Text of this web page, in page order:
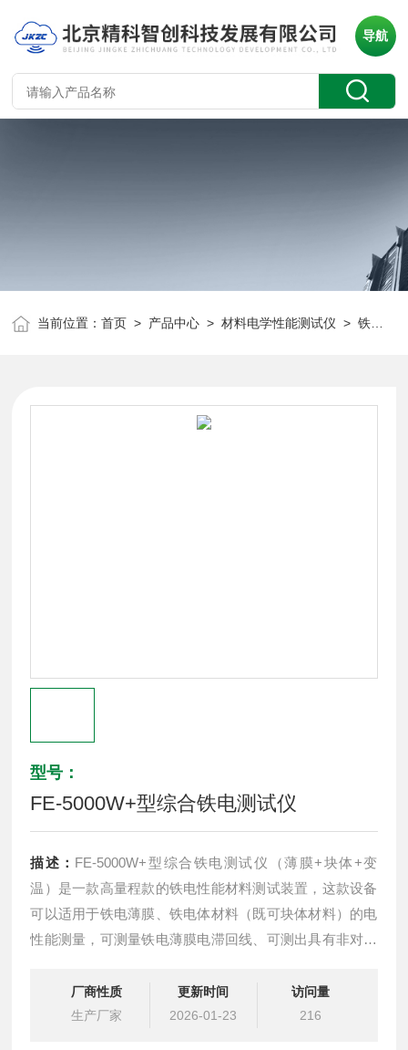
导航
当前位置：首页 > 产品中心 >材料电学性能测试仪 >铁电测试仪
型号：
FE-5000W+型综合铁电测试仪
描述： FE-5000W+型综合铁电测试仪（薄膜+块体+变
温）是一款高量程款的铁电性能材料测试装置，这款设备
可以适用于铁电薄膜、铁电体材料（既可块体材料）的电
性能测量，可测量铁电薄膜电滞回线、可测出具有非对称
曲线功能，设备还可以扩展高温电阻，高温介电，电容-电
压曲线，TSC/TSDC等功能。
厂商性质
生产厂家
更新时间
2026-01-23
访问量
216